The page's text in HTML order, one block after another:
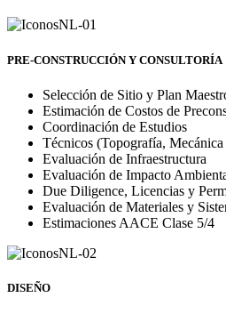
PRE-CONSTRUCCIÓN Y CONSULTORÍA
Selección de Sitio y Plan
Estimación de Costos de
Coordinación de Estudios
Técnicos (Topografía,
Evaluación de Infraestructura
Evaluación de Impacto
Due Diligence, Licencias y
Evaluación de Materiales y
Estimaciones AACE Clase 5/4
DISEÑO